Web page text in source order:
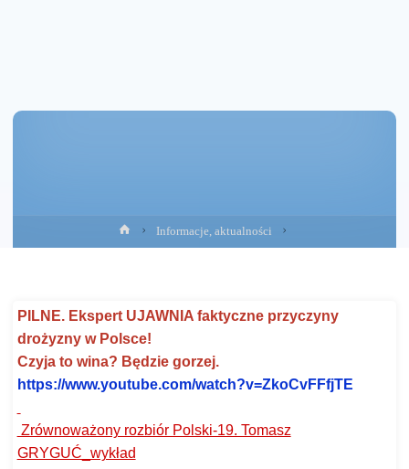
Strona
główna
Informacje, aktualności
PILNE. Ekspert UJAWNIA faktyczne przyczyny
drożyzny w Polsce!
Czyja to wina? Będzie gorzej.
https://www.youtube.com/watch?v=ZkoCvFFfjTE
Zrównoważony rozbiór Polski-19. Tomasz
GRYGUĆ_wykład